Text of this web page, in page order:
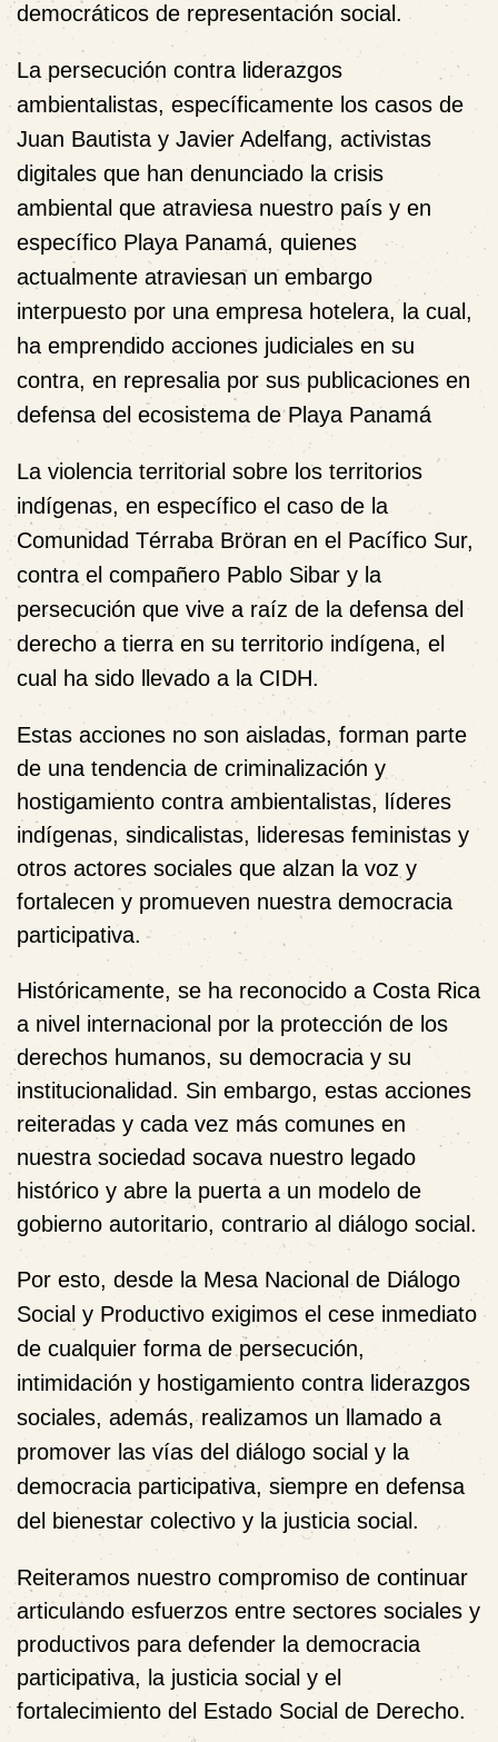
democráticos de representación social.
La persecución contra liderazgos
ambientalistas, específicamente los casos de
Juan Bautista y Javier Adelfang, activistas
digitales que han denunciado la crisis
ambiental que atraviesa nuestro país y en
específico Playa Panamá, quienes
actualmente atraviesan un embargo
interpuesto por una empresa hotelera, la cual,
ha emprendido acciones judiciales en su
contra, en represalia por sus publicaciones en
defensa del ecosistema de Playa Panamá
La violencia territorial sobre los territorios
indígenas, en específico el caso de la
Comunidad Térraba Bröran en el Pacífico Sur,
contra el compañero Pablo Sibar y la
persecución que vive a raíz de la defensa del
derecho a tierra en su territorio indígena, el
cual ha sido llevado a la CIDH.
Estas acciones no son aisladas, forman parte
de una tendencia de criminalización y
hostigamiento contra ambientalistas, líderes
indígenas, sindicalistas, lideresas feministas y
otros actores sociales que alzan la voz y
fortalecen y promueven nuestra democracia
participativa.
Históricamente, se ha reconocido a Costa Rica
a nivel internacional por la protección de los
derechos humanos, su democracia y su
institucionalidad. Sin embargo, estas acciones
reiteradas y cada vez más comunes en
nuestra sociedad socava nuestro legado
histórico y abre la puerta a un modelo de
gobierno autoritario, contrario al diálogo social.
Por esto, desde la Mesa Nacional de Diálogo
Social y Productivo exigimos el cese inmediato
de cualquier forma de persecución,
intimidación y hostigamiento contra liderazgos
sociales, además, realizamos un llamado a
promover las vías del diálogo social y la
democracia participativa, siempre en defensa
del bienestar colectivo y la justicia social .
Reiteramos nuestro compromiso de continuar
articulando esfuerzos entre sectores sociales y
productivos para defender la democracia
participativa, la justicia social y el
fortalecimiento del Estado Social de Derecho.